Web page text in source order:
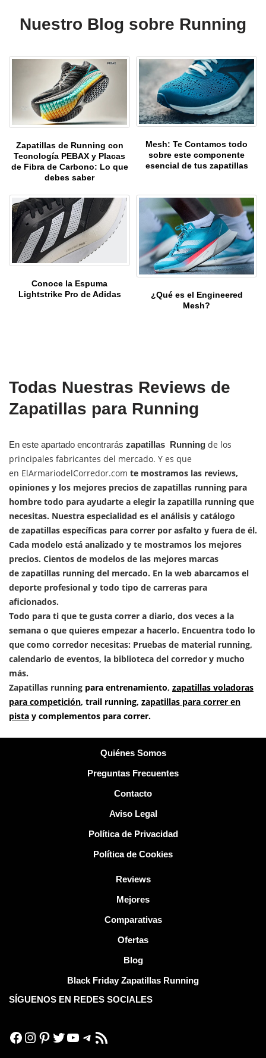
Nuestro Blog sobre Running
Zapatillas de Running con
Tecnología PEBAX y Placas
de Fibra de Carbono: Lo que
debes saber
Mesh: Te Contamos todo
sobre este componente
esencial de tus zapatillas
Conoce la Espuma
Lightstrike Pro de Adidas
¿Qué es el Engineered
Mesh?
Todas Nuestras Reviews de
Zapatillas para Running
En este apartado encontrarás zapatillas Running de los
principales fabricantes del mercado. Y es que
en ElArmariodelCorredor.com te mostramos las reviews,
opiniones y los mejores precios de zapatillas running para
hombre todo para ayudarte a elegir la zapatilla running que
necesitas. Nuestra especialidad es el análisis y catálogo
de zapatillas específicas para correr por asfalto y fuera de él.
Cada modelo está analizado y te mostramos los mejores
precios. Cientos de modelos de las mejores marcas
de zapatillas running del mercado. En la web abarcamos el
deporte profesional y todo tipo de carreras para
aficionados.
Todo para ti que te gusta correr a diario, dos veces a la
semana o que quieres empezar a hacerlo. Encuentra todo lo
que como corredor necesitas: Pruebas de material running,
calendario de eventos, la biblioteca del corredor y mucho
más.
Zapatillas running para entrenamiento, zapatillas voladoras
para competición, trail running, zapatillas para correr en
pista y complementos para correr.
Quiénes Somos
Preguntas Frecuentes
Contacto
Aviso Legal
Política de Privacidad
Política de Cookies
Reviews
Mejores
Comparativas
Ofertas
Blog
Black Friday Zapatillas Running
SÍGUENOS EN REDES SOCIALES